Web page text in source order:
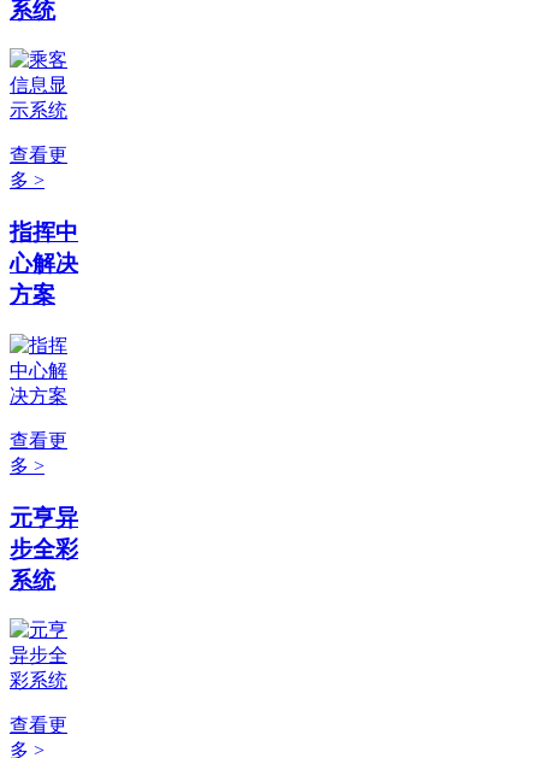
系统
查看更
多 >
指挥中
心解决
方案
查看更
多 >
元亨异
步全彩
系统
查看更
多 >